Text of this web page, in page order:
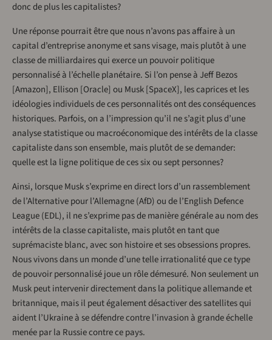
donc de plus les capitalistes?
Une réponse pourrait être que nous n’avons pas affaire à un
capital d’entreprise anonyme et sans visage, mais plutôt à une
classe de milliardaires qui exerce un pouvoir politique
personnalisé à l’échelle planétaire. Si l’on pense à Jeff Bezos
[Amazon], Ellison [Oracle] ou Musk [SpaceX], les caprices et les
idéologies individuels de ces personnalités ont des conséquences
historiques. Parfois, on a l’impression qu’il ne s’agit plus d’une
analyse statistique ou macroéconomique des intérêts de la classe
capitaliste dans son ensemble, mais plutôt de se demander:
quelle est la ligne politique de ces six ou sept personnes?
Ainsi, lorsque Musk s’exprime en direct lors d’un rassemblement
de l’Alternative pour l’Allemagne (AfD) ou de l’English Defence
League (EDL), il ne s’exprime pas de manière générale au nom des
intérêts de la classe capitaliste, mais plutôt en tant que
suprémaciste blanc, avec son histoire et ses obsessions propres.
Nous vivons dans un monde d’une telle irrationalité que ce type
de pouvoir personnalisé joue un rôle démesuré. Non seulement un
Musk peut intervenir directement dans la politique allemande et
britannique, mais il peut également désactiver des satellites qui
aident l’Ukraine à se défendre contre l’invasion à grande échelle
menée par la Russie contre ce pays.